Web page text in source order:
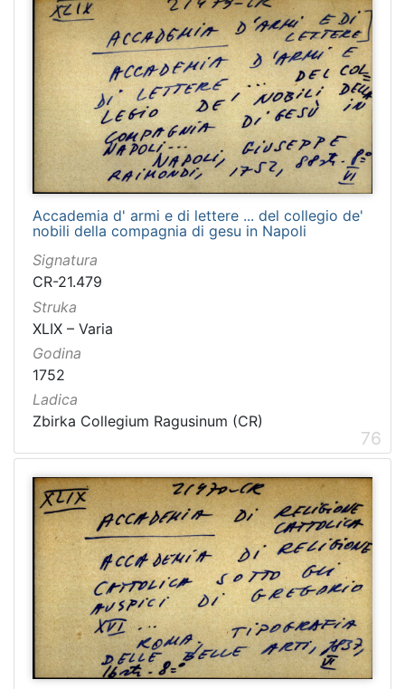
Accademia d' armi e di lettere ... del collegio de'
nobili della compagnia di gesu in Napoli
Signatura
CR-21.479
Struka
XLIX – Varia
Godina
1752
Ladica
Zbirka Collegium Ragusinum (CR)
76